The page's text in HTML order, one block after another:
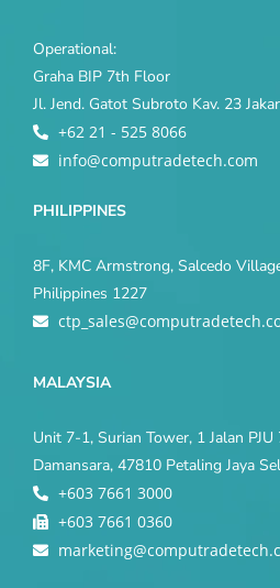
Operational:
Graha BIP 7th Floor
Jl. Jend. Gatot Subroto Kav. 23
+62 21 - 525 8066
info@computradetech.com
PHILIPPINES
8F, KMC Armstrong, Salcedo
Philippines 1227
MALAYSIA
Unit 7-1, Surian Tower, 1 Jalan
Damansara, 47810 Petaling Jaya
+603 7661 3000
+603 7661 0360